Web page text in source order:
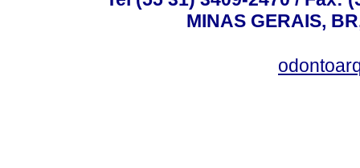
MINAS GERAIS,